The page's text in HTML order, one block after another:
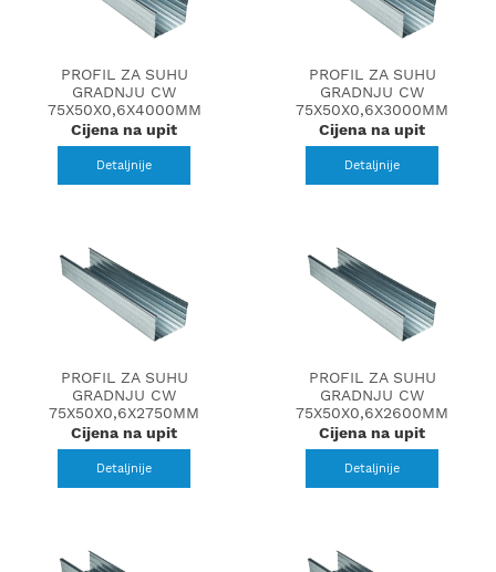
PROFIL ZA SUHU
GRADNJU CW
75X50X0,6X4000MM
Cijena na upit
Detaljnije
PROFIL ZA SUHU
GRADNJU CW
75X50X0,6X3000MM
Cijena na upit
Detaljnije
PROFIL ZA SUHU
GRADNJU CW
75X50X0,6X2750MM
Cijena na upit
Detaljnije
PROFIL ZA SUHU
GRADNJU CW
75X50X0,6X2600MM
Cijena na upit
Detaljnije